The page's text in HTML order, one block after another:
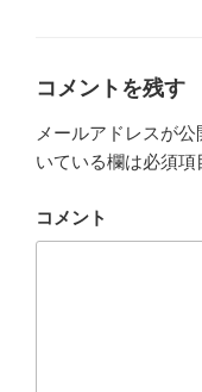
コメントを残す
メールアドレスが公
いている欄は必須項
コメント